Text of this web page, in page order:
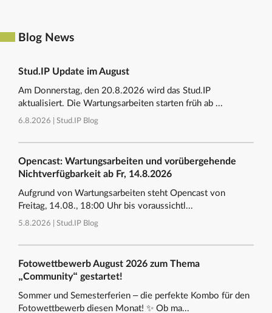
Blog News
Stud.IP Update im August
Am Donnerstag, den 20.8.2026 wird das Stud.IP
aktualisiert. Die Wartungsarbeiten starten früh ab ...
6.8.2026 | Stud.IP Blog
Opencast: Wartungsarbeiten und vorübergehende
Nichtverfügbarkeit ab Fr, 14.8.2026
Aufgrund von Wartungsarbeiten steht Opencast von
Freitag, 14.08., 18:00 Uhr bis voraussichtl...
5.8.2026 | Stud.IP Blog
Fotowettbewerb August 2026 zum Thema
„Community“ gestartet!
Sommer und Semesterferien – die perfekte Kombo für den
Fotowettbewerb diesen Monat! ✨ Ob ma...